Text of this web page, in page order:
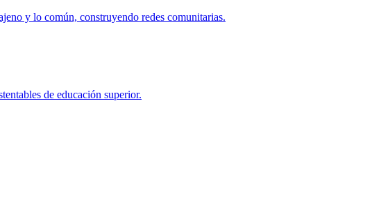
y lo común, construyendo redes comunitarias.
de educación superior.